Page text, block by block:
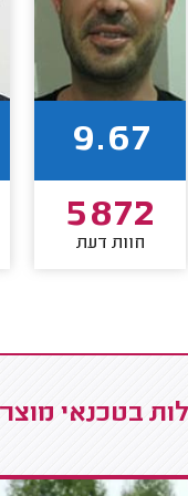
9.67
5872
חוות דעת
בטכנאי